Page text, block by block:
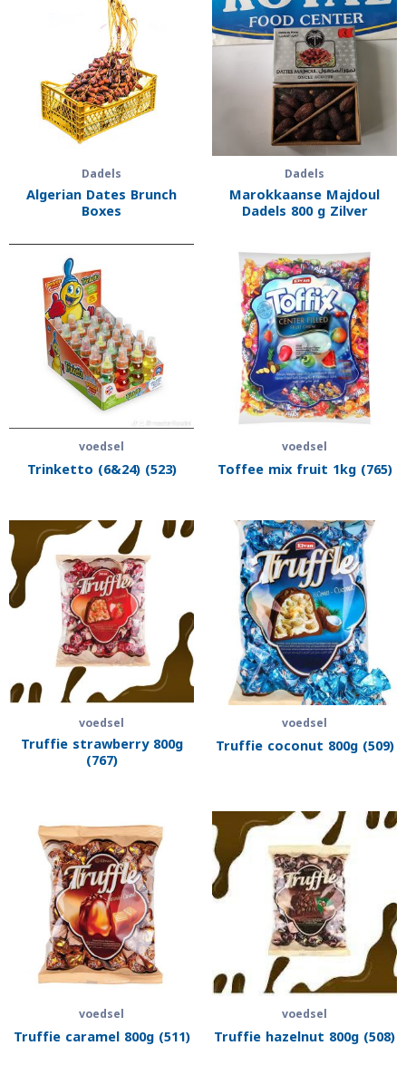
Dadels
Algerian Dates Brunch
Boxes
Dadels
Marokkaanse Majdoul
Dadels 800 g Zilver
voedsel
Trinketto (6&24) (523)
voedsel
Toffee mix fruit 1kg (765)
voedsel
Truffie strawberry 800g
(767)
voedsel
Truffie coconut 800g (509)
voedsel
Truffie caramel 800g (511)
voedsel
Truffie hazelnut 800g (508)